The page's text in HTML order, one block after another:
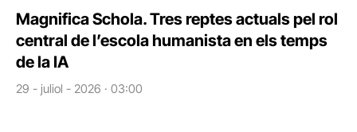
Magnifica Schola. Tres reptes actuals pel rol
central de l’escola humanista en els temps
de la IA
29 - juliol - 2026 · 03:00